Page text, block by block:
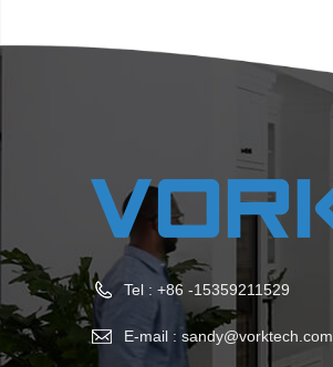
Tel : +86 -15359211529
E-mail : sandy@vorktech.com